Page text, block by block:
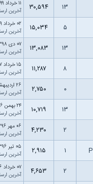
۱۳ ۳۰,۵۹۴
۱۱ خرداد ۱۳۹۹ ۰۲:۲۸ ب.ظ
آخرین
۵ ۱۵,۰۳۴
۰۲ خرداد ۱۳۹۹ ۰۸:۲۶ ب.ظ
آخرین
۱۳ ۱۳,۰۸۳
۰۷ دى ۱۳۹۸ ۰۴:۳۲ ق.ظ
آخرین
۸ ۱۱,۲۸۷
۱۵ خرداد ۱۳۹۷ ۰۴:۴۸ ق.ظ
آخرین
۰ ۲,۷۵۰
۲۶ اردیبهشت ۱۳۹۷ ۰۳:۴۳ ب.ظ
آخرین
۱۳ ۱۰,۷۱۹
۲۴ بهمن ۱۳۹۶ ۰۶:۳۷ ب.ظ
آخرین
۲ ۴,۲۳۰
۰۶ مهر ۱۳۹۶ ۱۱:۵۵ ق.ظ
آخرین
۱ ۲,۹۱۵
۰۵ تیر ۱۳۹۶ ۰۱:۲۶ ب.ظ
آخرین
۲ ۴,۶۵۳
۰۷ خرداد ۱۳۹۶ ۱۲:۰۲ ب.ظ
آخرین